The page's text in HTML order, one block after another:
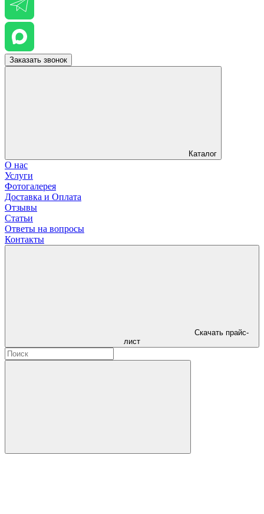
Заказать звонок
Каталог
О нас
Услуги
Фотогалерея
Доставка и Оплата
Отзывы
Статьи
Ответы на вопросы
Контакты
Скачать прайс-
лист